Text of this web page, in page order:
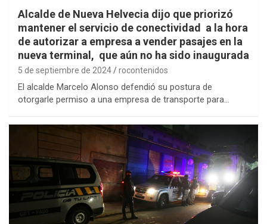
Alcalde de Nueva Helvecia dijo que priorizó
mantener el servicio de conectividad a la hora
de autorizar a empresa a vender pasajes en la
nueva terminal, que aún no ha sido inaugurada
5 de septiembre de 2024 rocontenidos
El alcalde Marcelo Alonso defendió su postura de
otorgarle permiso a una empresa de transporte para…